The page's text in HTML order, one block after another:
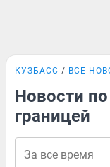
КУЗБАСС ВСЕ
Новости
границей